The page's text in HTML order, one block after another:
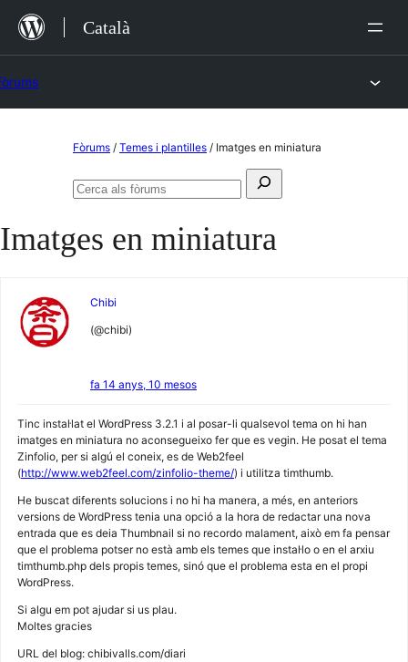
Vés
Català
Fòrums / Temes i plantilles / Imatges en miniatura
Cerca:
Cerca
Imatges en miniatura
Chibi
(@chibi)
fa 14 anys, 10 mesos
Tinc instal·lat el WordPress 3.2.1 i al posar-li qualsevol tema on hi han
imatges en miniatura no aconsegueixo fer que es vegin. He posat el tema
Zinfolio, per si algú el coneix, es de Web2feel
(http://www.web2feel.com/zinfolio-theme/) i utilitza timthumb.
He buscat diferents solucions i no hi ha manera, a més, en anteriors
versions de WordPress tenia una opció a la hora de redactar una nova
entrada que es deia Thumbnail si no recordo malament, això em fa pensar
que el problema potser no està amb els temes que instal·lo o en el arxiu
timthumb.php dels propis temes, sinó que el problema esta en el propi
WordPress.
Si algu em pot ajudar si us plau.
Moltes gracies
URL del blog: chibivalls.com/diari